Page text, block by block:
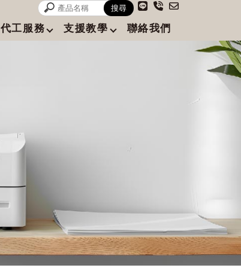
代工服務 支援教學 聯絡我們